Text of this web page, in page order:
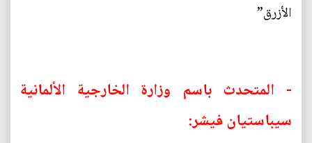
الأزرق”
- المتحدث باسم وزارة الخارجية الألمانية
سيباستيان فيشر: